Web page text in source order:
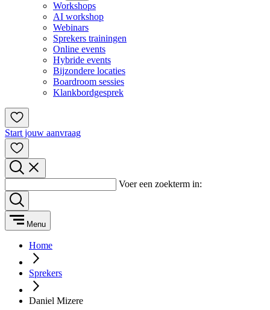
Workshops
AI workshop
Webinars
Sprekers trainingen
Online events
Hybride events
Bijzondere locaties
Boardroom sessies
Klankbordgesprek
Start jouw aanvraag
Voer een zoekterm in:
Menu
Home
Sprekers
Daniel Mizere